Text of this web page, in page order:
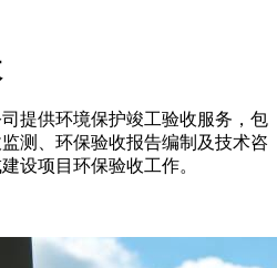
提供环境保护竣工验收服务，包
测、环保验收报告编制及技术咨
设项目环保验收工作。